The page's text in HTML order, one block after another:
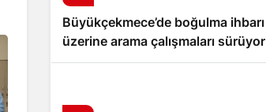
Büyükçekmece’de boğulma ihbarı
üzerine arama çalışmaları sürüyor